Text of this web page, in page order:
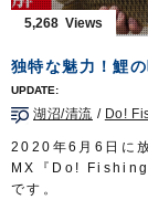
アジ弾丸
Do!Fishing 毎
https://
OWNERMOVIE
オーナーばり
http://
5,268
独特な魅力！鯉
湖沼/清流 / Do!
2020年6月6日に
MX『Do! Fishing
です。